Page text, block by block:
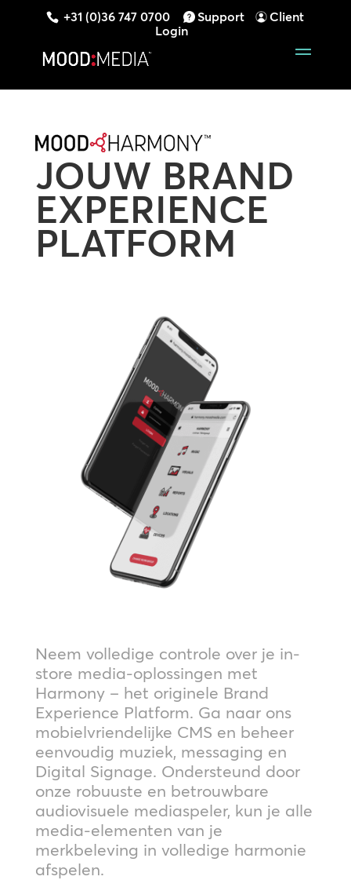
+31 (0)36 747 0700 Support
Client
Login
JOUW BRAND
EXPERIENCE
PLATFORM
Neem volledige controle over je in-
store media-oplossingen met
Harmony – het originele Brand
Experience Platform. Ga naar ons
mobielvriendelijke CMS en beheer
eenvoudig muziek, messaging en
Digital Signage. Ondersteund door
onze robuuste en betrouwbare
audiovisuele mediaspeler, kun je alle
media-elementen van je
merkbeleving in volledige harmonie
afspelen.